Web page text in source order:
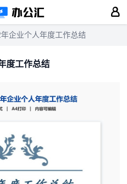
企业个人年度工作总结
度工作总结